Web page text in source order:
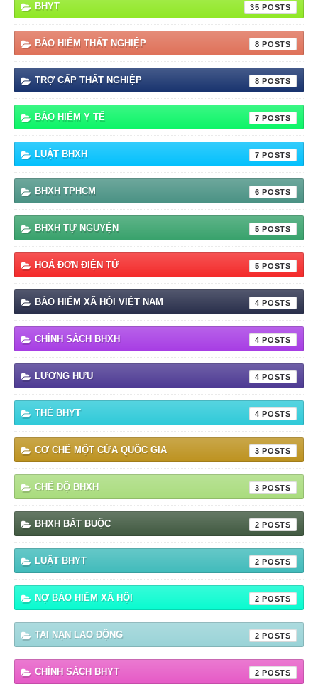
BHYT 35
BẢO HIỂM THẤT NGHIỆP 8
TRỢ CẤP THẤT NGHIỆP 8
BẢO HIỂM Y TẾ 7
LUẬT BHXH 7
BHXH TPHCM 6
BHXH TỰ NGUYỆN 5
HOÁ ĐƠN ĐIỆN TỬ 5
BẢO HIỂM XÃ HỘI VIỆT NAM 4
CHÍNH SÁCH BHXH 4
LƯƠNG HƯU 4
THẺ BHYT 4
CƠ CHẾ MỘT CỬA QUỐC GIA 3
CHẾ ĐỘ BHXH 3
BHXH BẮT BUỘC 2
LUẬT BHYT 2
NỢ BẢO HIỂM XÃ HỘI 2
TAI NẠN LAO ĐỘNG 2
CHÍNH SÁCH BHYT 2